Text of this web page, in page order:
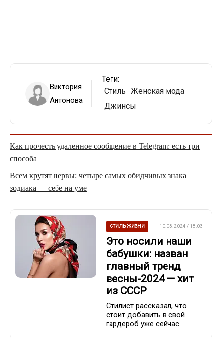
Виктория
Антонова
Теги:
Стиль
Женская мода
Джинсы
Как прочесть удаленное сообщение в Telegram: есть три
способа
Всем крутят нервы: четыре самых обидчивых знака
зодиака — себе на уме
СТИЛЬ ЖИЗНИ 10.03.2024 / 18:03
Это носили наши
бабушки: назван
главный тренд
весны-2024 — хит
из СССР
Стилист рассказал, что
стоит добавить в свой
гардероб уже сейчас.